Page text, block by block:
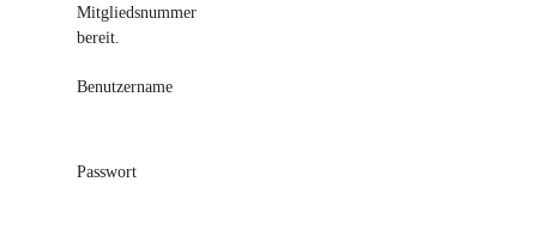
Mitgliedsnummer
bereit.
Benutzername
Passwort